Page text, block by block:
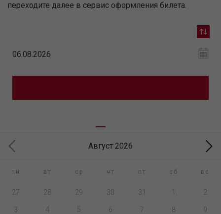
переходите далее в сервис оформления билета.
Август 2026
пн вт ср чт пт сб вс
27 28 29 30 31 1 2
3 4 5 6 7 8 9